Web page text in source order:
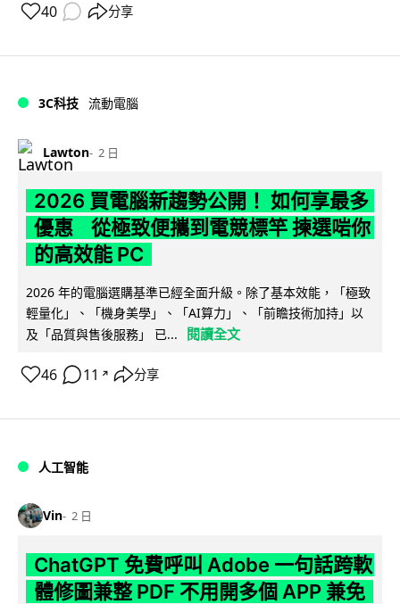
40 分享
3C科技 流動電腦
Lawton 2 日
2026 買電腦新趨勢公開！ 如何享最多
優惠 從極致便攜到電競標竿 揀選啱你
的高效能 PC
2026 年的電腦選購基準已經全面升級。除了基本效能，「極致
輕量化」、「機身美學」、「AI算力」、「前瞻技術加持」以
及「品質與售後服務」 已...
閱讀全文
46 11 ↗ 分享
人工智能
Vin 2 日
ChatGPT 免費呼叫 Adobe 一句話跨軟
體修圖兼整 PDF 不用開多個 APP 兼免